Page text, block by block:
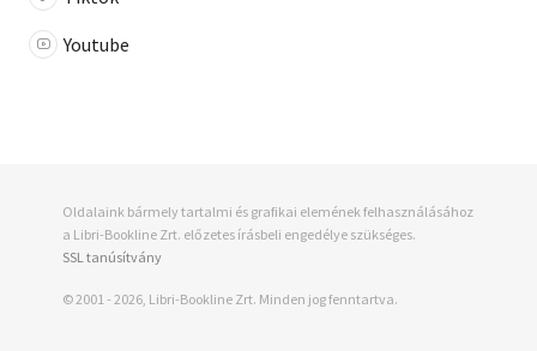
Youtube
Oldalaink bármely tartalmi és grafikai elemének felhasználásához
a Libri-Bookline Zrt. előzetes írásbeli engedélye szükséges.
SSL tanúsítvány
© 2001 - 2026, Libri-Bookline Zrt. Minden jog fenntartva.